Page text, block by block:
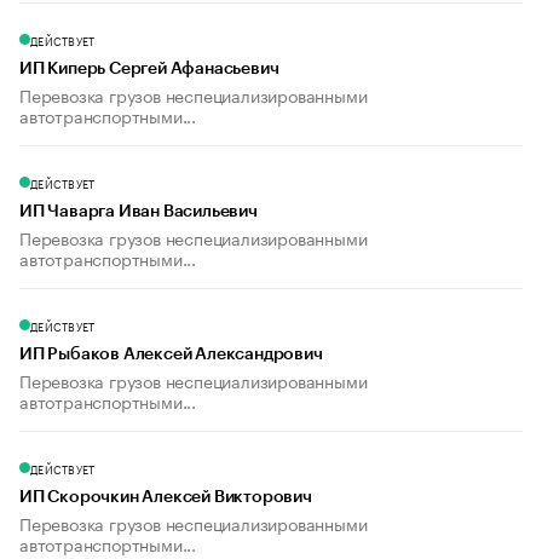
ДЕЙСТВУЕТ
ИП Киперь Сергей Афанасьевич
Перевозка грузов неспециализированными
автотранспортными...
ДЕЙСТВУЕТ
ИП Чаварга Иван Васильевич
Перевозка грузов неспециализированными
автотранспортными...
ДЕЙСТВУЕТ
ИП Рыбаков Алексей Александрович
Перевозка грузов неспециализированными
автотранспортными...
ДЕЙСТВУЕТ
ИП Скорочкин Алексей Викторович
Перевозка грузов неспециализированными
автотранспортными...